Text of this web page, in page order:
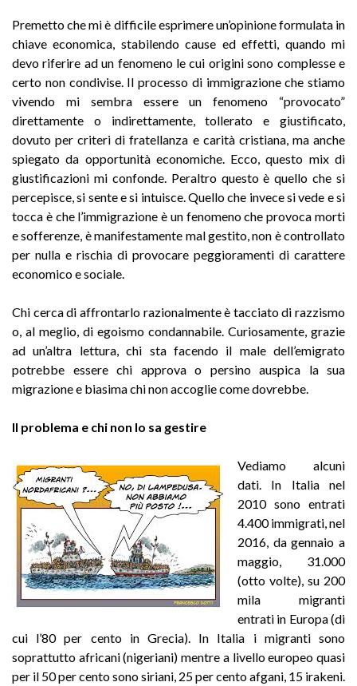
Premetto che mi è difficile esprimere un’opinione formulata in
chiave economica, stabilendo cause ed effetti, quando mi
devo riferire ad un fenomeno le cui origini sono complesse e
certo non condivise. Il processo di immigrazione che stiamo
vivendo mi sembra essere un fenomeno “provocato”
direttamente o indirettamente, tollerato e giustificato,
dovuto per criteri di fratellanza e carità cristiana, ma anche
spiegato da opportunità economiche. Ecco, questo mix di
giustificazioni mi confonde. Peraltro questo è quello che si
percepisce, si sente e si intuisce. Quello che invece si vede e si
tocca è che l’immigrazione è un fenomeno che provoca morti
e sofferenze, è manifestamente mal gestito, non è controllato
per nulla e rischia di provocare peggioramenti di carattere
economico e sociale.
Chi cerca di affrontarlo razionalmente è tacciato di razzismo
o, al meglio, di egoismo condannabile. Curiosamente, grazie
ad un’altra lettura, chi sta facendo il male dell’emigrato
potrebbe essere chi approva o persino auspica la sua
migrazione e biasima chi non accoglie come dovrebbe.
Il problema e chi non lo sa gestire
Vediamo alcuni
dati. In Italia nel
2010 sono entrati
4.400 immigrati, nel
2016, da gennaio a
maggio, 31.000
(otto volte), su 200
mila migranti
entrati in Europa (di
cui l’80 per cento in Grecia). In Italia i migranti sono
soprattutto africani (nigeriani) mentre a livello europeo quasi
per il 50 per cento sono siriani, 25 per cento afgani, 15 irakeni.